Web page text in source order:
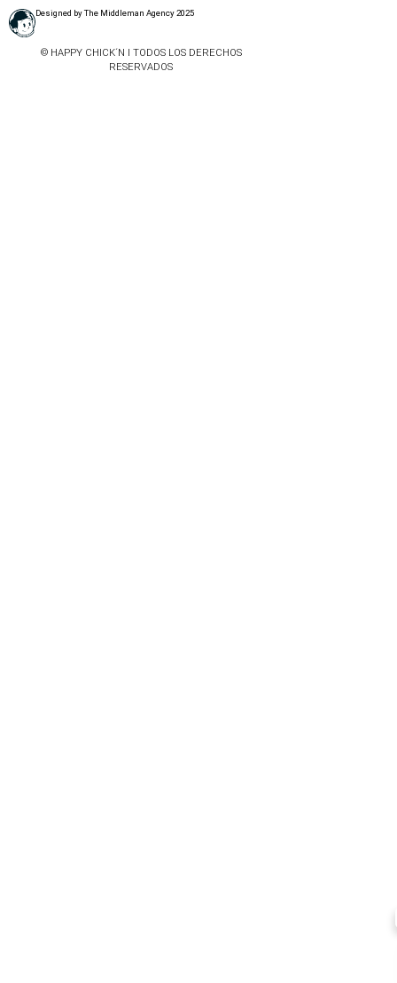
Designed by The Middleman Agency 2025
© HAPPY CHICK´N I TODOS LOS DERECHOS
RESERVADOS